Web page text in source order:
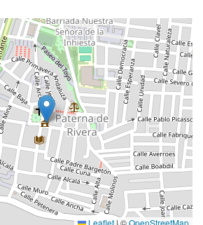
Leaflet |©OpenStreetMap